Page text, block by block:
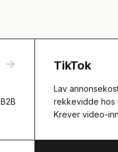
→ TikTok
Lav
rekkevidde hos
Krever video-